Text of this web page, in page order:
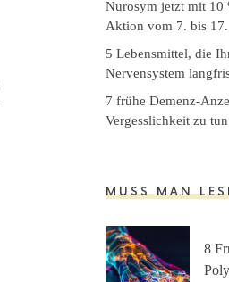
Nurosym jetzt mit 10
Aktion vom 7. bis
5 Lebensmittel, die
Nervensystem
7 frühe Demenz-
Vergesslichkeit zu
MUSS MAN
8